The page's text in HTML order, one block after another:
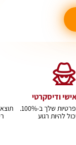
ודיסקרטי
שומרים על הפרטיות שלך ב-100%.
להיות רגוע